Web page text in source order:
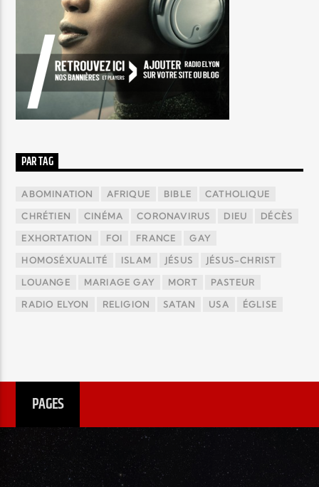
PAR TAG
ABOMINATION AFRIQUE BIBLE CATHOLIQUE
CHRÉTIEN CINÉMA CORONAVIRUS DIEU DÉCÈS
EXHORTATION FOI FRANCE GAY
HOMOSÉXUALITÉ ISLAM JÉSUS JÉSUS-CHRIST
LOUANGE MARIAGE GAY MORT PASTEUR
RADIO ELYON RELIGION SATAN USA ÉGLISE
PAGES